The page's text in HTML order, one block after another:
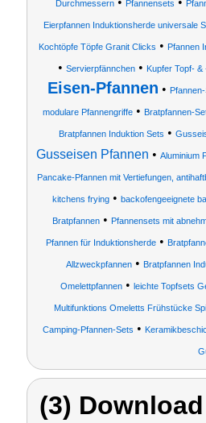
Durchmessern Pfannensets
Eierpfannen Induktionsherde universale
Kochtöpfe Töpfe Granit Clicks • Pfannen
• Servierpfännchen • Kupfer Topf- &
Eisen-Pfannen •
modulare Pfannengriffe • Bratpfannen-
Bratpfannen Induktion Sets •
Gusseisen Pfannen • Aluminium
Pancake-Pfannen mit Vertiefungen,
kitchens frying• backofengeeignete
Bratpfannen• Pfannensets mit
Pfannen für Induktionsherde •
Allzweckpfannen• Bratpfannen
Omelettpfannen• leichte Topfsets
Multifunktions Omeletts Frühstücke
Camping-Pfannen-Sets •
(3)